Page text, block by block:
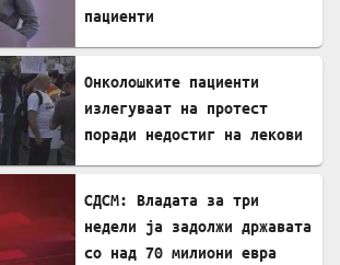
пациенти
Онколошките пациенти
излегуваат на протест
поради недостиг на лекови
СДСМ: Владата за три
недели ја задолжи државата
со над 70 милиони евра